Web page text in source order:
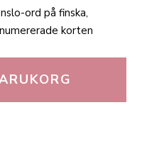
ord på finska,
korten